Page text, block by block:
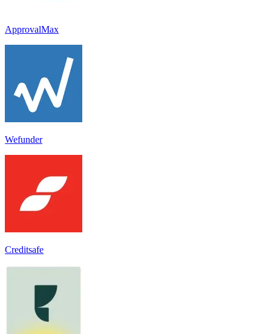
ApprovalMax
Wefunder
Creditsafe